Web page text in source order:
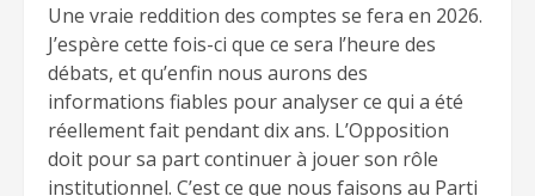
Une vraie reddition des comptes se fera en 2026.
J’espère cette fois-ci que ce sera l’heure des
débats, et qu’enfin nous aurons des
informations fiables pour analyser ce qui a été
réellement fait pendant dix ans. L’Opposition
doit pour sa part continuer à jouer son rôle
institutionnel. C’est ce que nous faisons au Parti